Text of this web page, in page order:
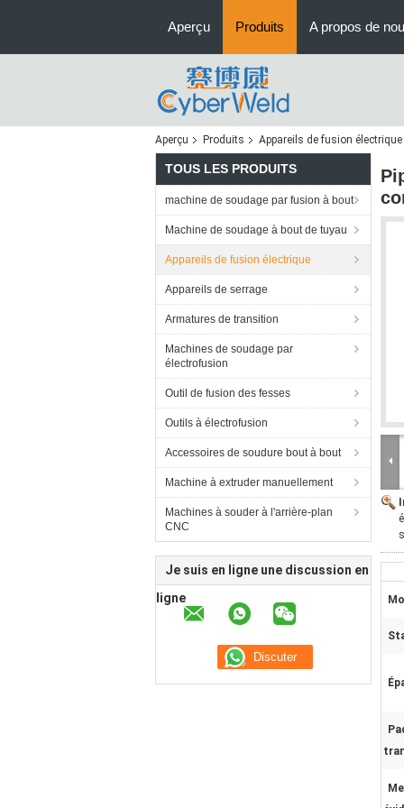
Aperçu Produits A propos de
Aperçu Produits Appareils de fusion électrique
TOUS LES PRODUITS
machine de soudage par fusion à bout
Machine de soudage à bout de tuyau
Appareils de fusion électrique
Appareils de serrage
Armatures de transition
Machines de soudage par
électrofusion
Outil de fusion des fesses
Outils à électrofusion
Accessoires de soudure bout à bout
Machine à extruder manuellement
Machines à souder à l'arrière-plan
CNC
Je suis en ligne une discussion en
ligne